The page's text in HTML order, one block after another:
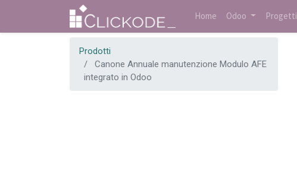
Home Odoo Progetti
Prodotti
Canone Annuale manutenzione Modulo AFE
integrato in Odoo